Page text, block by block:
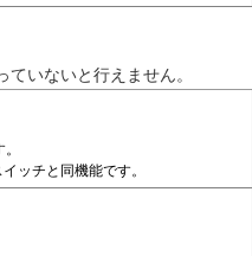
いないと行えません。
ッチと同機能です。